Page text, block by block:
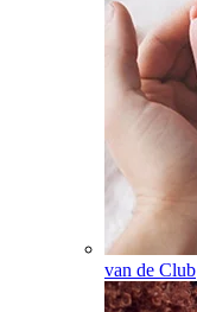
van de Club